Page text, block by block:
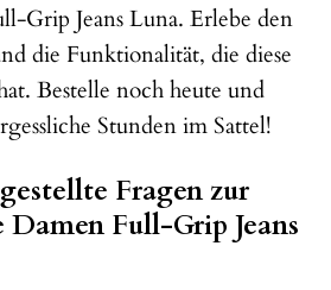
Grip Jeans Luna. Erlebe den
die Funktionalität, die diese
Bestelle noch heute und
Stunden im Sattel!
Fragen zur
Full-Grip Jeans